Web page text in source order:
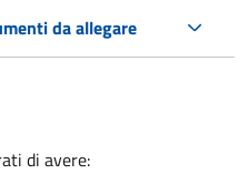
da allegare
di avere: